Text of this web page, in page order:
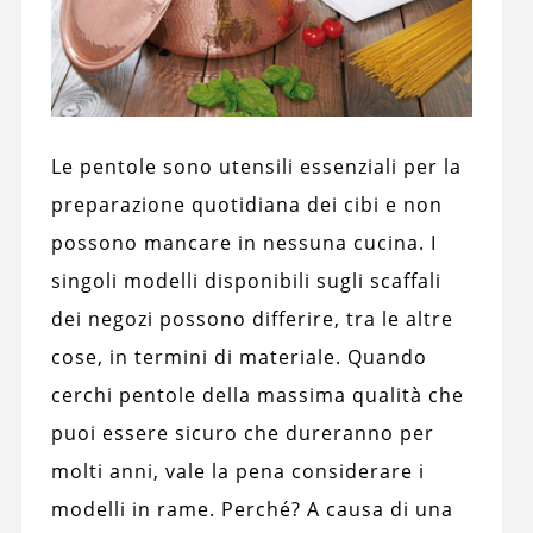
Le pentole sono utensili essenziali per la
preparazione quotidiana dei cibi e non
possono mancare in nessuna cucina. I
singoli modelli disponibili sugli scaffali
dei negozi possono differire, tra le altre
cose, in termini di materiale. Quando
cerchi pentole della massima qualità che
puoi essere sicuro che dureranno per
molti anni, vale la pena considerare i
modelli in rame. Perché? A causa di una